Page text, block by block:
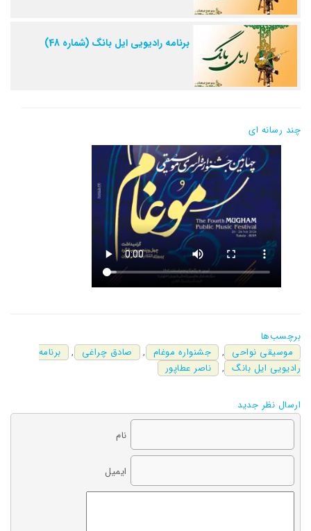
برنامه رادیویی ایل بانگ (شماره 48)
چند رسانه ای
برچسب‌ها
موسیقی نواحی
, جشنواره موغام , صادق چراغی ,
برنامه
رادیویی ایل بانگ , ناصر عطاپور
ارسال نظر جدید
نام
ایمیل